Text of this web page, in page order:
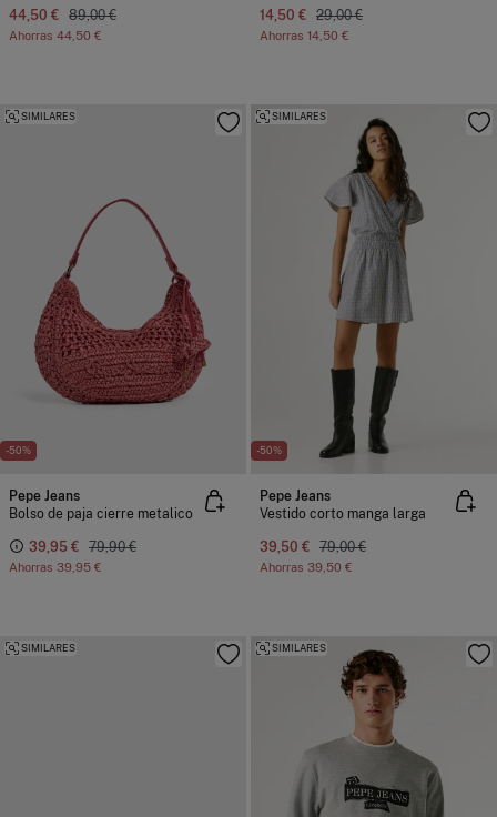
44,50 € 89,00 €
Ahorras 44,50 €
14,50 € 29,00 €
Ahorras 14,50 €
-50%
SIMILARES
Pepe Jeans
Bolso de paja cierre metalico
39,95 € 79,90 €
Ahorras 39,95 €
-50%
SIMILARES
Pepe Jeans
Vestido corto manga larga
39,50 € 79,00 €
Ahorras 39,50 €
SIMILARES SIMILARES